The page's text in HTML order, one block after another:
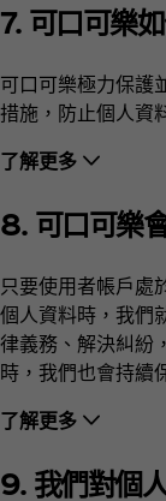
7. 可口可樂
可口可樂極力保護
措施，防止個人資
了解更多
8. 可口可樂
只要使用者帳戶處
個人資料時，我們
律義務、解決糾紛
時，我們也會持續
了解更多
9. 我們對個